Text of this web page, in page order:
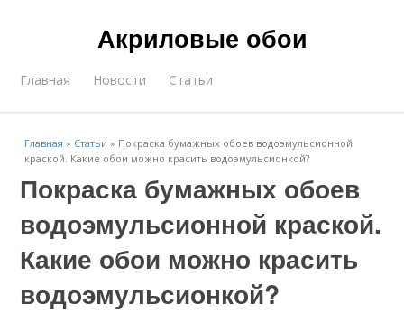
Акриловые обои
Главная Новости Статьи
Главная » Статьи » Покраска бумажных обоев водоэмульсионной
краской. Какие обои можно красить водоэмульсионкой?
Покраска бумажных обоев
водоэмульсионной краской.
Какие обои можно красить
водоэмульсионкой?